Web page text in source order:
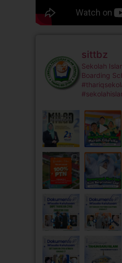
sittbz
Sekolah
Boarding